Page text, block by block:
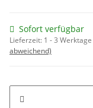
Sofort verfügbar
Lieferzeit: 1 - 3 Werktage
abweichend)